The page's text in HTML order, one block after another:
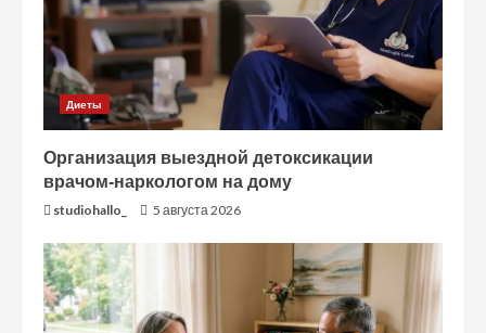
Диеты
Организация выездной детоксикации
врачом-наркологом на дому
studiohallo_ 5 августа 2026